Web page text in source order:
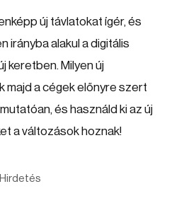
új távlatokat ígér, és
irányba alakul a digitális
keretben. Milyen új
majd a cégek előnyre szert
és használd ki az új
a változások hoznak!
Hirdetés